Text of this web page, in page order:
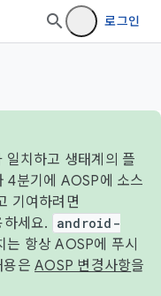
로그인
치하고 생태계의 플
4분기에 AOSP에 소스
기여하려면
하세요.
android-
는 항상 AOSP에 푸시
은 AOSP 변경사항을